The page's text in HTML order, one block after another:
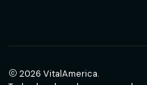
2026 VitalAmerica.